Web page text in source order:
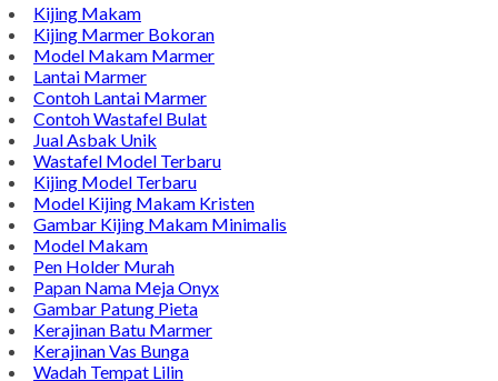
Kijing Makam
Kijing Marmer Bokoran
Model Makam Marmer
Lantai Marmer
Contoh Lantai Marmer
Contoh Wastafel Bulat
Jual Asbak Unik
Wastafel Model Terbaru
Kijing Model Terbaru
Model Kijing Makam Kristen
Gambar Kijing Makam Minimalis
Model Makam
Pen Holder Murah
Papan Nama Meja Onyx
Gambar Patung Pieta
Kerajinan Batu Marmer
Kerajinan Vas Bunga
Wadah Tempat Lilin